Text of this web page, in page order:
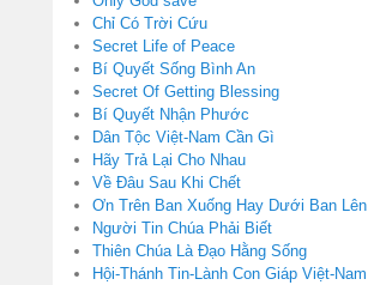
Chỉ Có Trời Cứu
Secret Life of Peace
Bí Quyết Sống Bình An
Secret Of Getting Blessing
Bí Quyết Nhận Phước
Dân Tộc Việt-Nam Cần Gì
Hãy Trả Lại Cho Nhau
Về Đâu Sau Khi Chết
Ơn Trên Ban Xuống Hay Dưới Ban Lên
Người Tin Chúa Phải Biết
Thiên Chúa Là Đạo Hằng Sống
Hội-Thánh Tin-Lành Con Giáp Việt-Nam